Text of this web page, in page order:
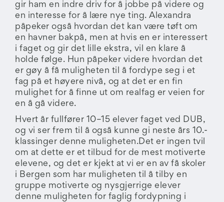
gir ham en indre driv for å jobbe på videre og
en interesse for å lære nye ting. Alexandra
påpeker også hvordan det kan være tøft om
en havner bakpå, men at hvis en er interessert
i faget og gir det lille ekstra, vil en klare å
holde følge. Hun påpeker videre hvordan det
er gøy å få muligheten til å fordype seg i et
fag på et høyere nivå, og at det er en fin
mulighet for å finne ut om realfag er veien for
en å gå videre.
Hvert år fullfører 10–15 elever faget ved DUB,
og vi ser frem til å også kunne gi neste års 10.-
klassinger denne muligheten.Det er ingen tvil
om at dette er et tilbud for de mest motiverte
elevene, og det er kjekt at vi er en av få skoler
i Bergen som har muligheten til å tilby en
gruppe motiverte og nysgjerrige elever
denne muligheten for faglig fordypning i